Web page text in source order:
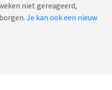
niet gereageerd,
Je kan ook een nieuw